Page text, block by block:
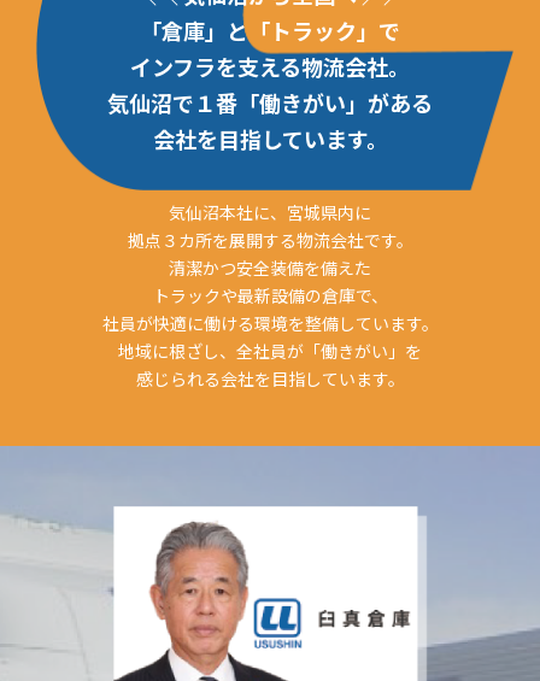
「倉庫」と「トラック」で
インフラを支える物流会社。
気仙沼で１番「働きがい」がある
会社を目指しています。
気仙沼本社に、宮城県内に
拠点３カ所を展開する物流会社です。
清潔かつ安全装備を備えた
トラックや最新設備の倉庫で、
社員が快適に働ける環境を整備しています。
地域に根ざし、全社員が「働きがい」を
感じられる会社を目指しています。